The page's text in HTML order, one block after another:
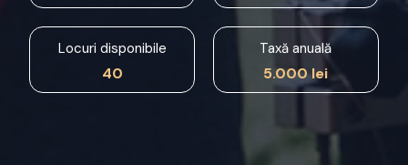
Locuri disponibile
40
Taxă anuală
5.000 lei